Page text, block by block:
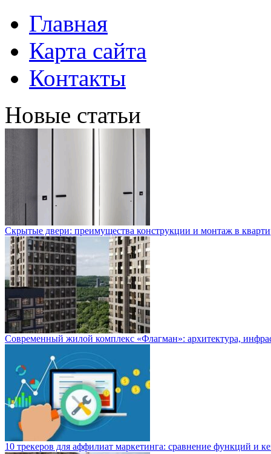
Главная
Карта сайта
Контакты
Новые статьи
Скрытые двери: преимущества конструкции и монтаж в
Современный жилой комплекс «Флагман»: архитектура,
10 трекеров для аффилиат маркетинга: сравнение функций и